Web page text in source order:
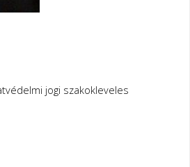
jogi szakokleveles